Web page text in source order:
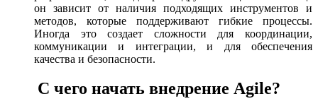
он зависит от наличия подходящих инструментов и
методов, которые поддерживают гибкие процессы.
Иногда это создает сложности для координации,
коммуникации и интеграции, и для обеспечения
качества и безопасности.
С чего начать внедрение Agile?